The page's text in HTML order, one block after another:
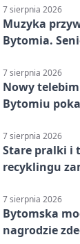
7 sierpnia 2026
Muzyka
Bytomia.
7 sierpnia 2026
Nowy
Bytomiu
7 sierpnia 2026
Stare pralki i
recyklingu
7 sierpnia 2026
Bytomska
nagrodzie